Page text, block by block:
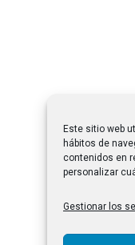
Este sitio web
hábitos de
contenidos en
personalizar
Gestionar los